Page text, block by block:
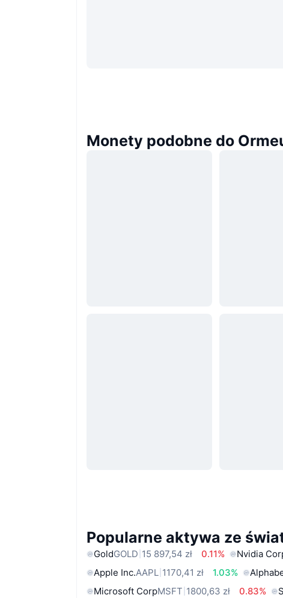
Monety podobne do
Popularne aktywa ze
GoldGOLD 15 897,54 zł 0.11% Nvidia
Apple Inc.AAPL 1170,41 zł 1.03%
Microsoft CorpMSFT 1800,63 zł 0.83%